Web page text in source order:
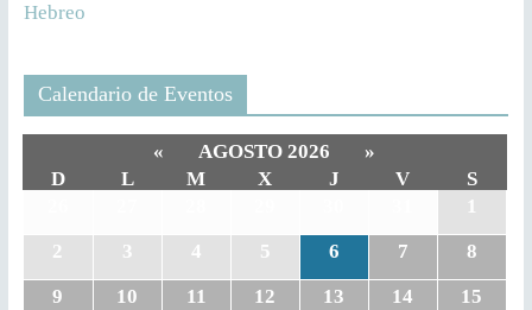
Hebreo
Calendario de Eventos
« AGOSTO 2026
»
D
L M X J V
S
1
2
3 4 5 6 7
8
9
10 11 12 13 14
15